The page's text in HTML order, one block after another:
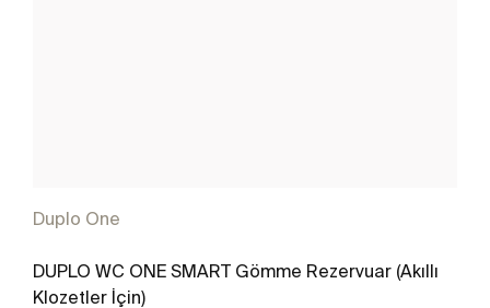
Duplo One
DUPLO WC ONE SMART Gömme Rezervuar (Akıllı
Klozetler İçin)